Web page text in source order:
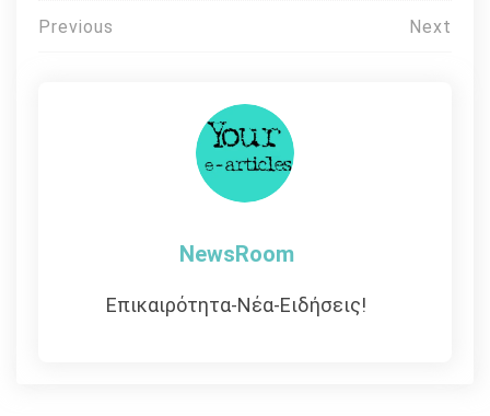
Πλοήγηση
Previous Next
NewsRoom
Επικαιρότητα-Νέα-Ειδήσεις!